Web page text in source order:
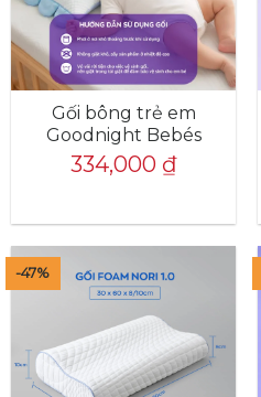
Gối bông trẻ em
Goodnight Bebés
334,000 ₫
-47%